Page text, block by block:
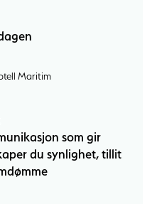
Maritim
som gir
du synlighet, tillit